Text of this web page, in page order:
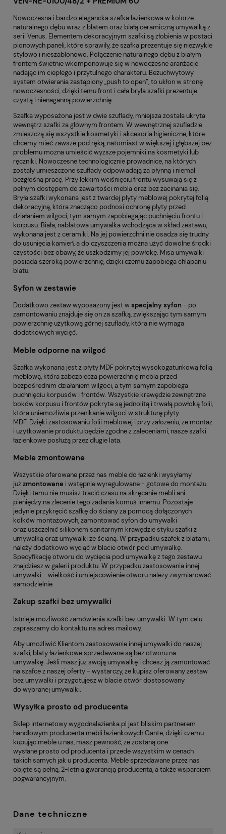
Nowoczesna i bardzo elegancka szafka łazienkowa w kolorze
naturalnego dębu wraz z blatem oraz białą ceramiczną umywalką z
serii Venus. Elementem dekoracyjnym szafki są żłobienia w postaci
pionowych paneli, które sprawiły, że szafka prezentuje się niezwykle
stylowo i nieszablonowo. Połączenie naturalnego dębu z białym
frontem świetnie wkomponowuje się w nowoczesne aranżacje
nadając im ciepłego i przytulnego charakteru. Bezuchwytowy
system otwierania zastąpiony „push to open”, to ukłon w stronę
nowoczesności, dzięki temu front i cała bryła szafki prezentuje
czystą i nienaganną powierzchnię.
Szafka wyposażona jest w dwie szuflady, mniejsza została ukryta
wewnątrz szafki za głównym frontem. W wewnętrznej szufladzie
zmieszczą się wszystkie kosmetyki i akcesoria higieniczne, które
chcemy mieć zawsze pod ręką, natomiast w większej i głębszej bez
problemu można umieścić wyższe pojemniki na kosmetyki lub
ręczniki. Nowoczesne technologicznie prowadnice, na których
zostały umieszczone szuflady odpowiadają za płynną i niemal
bezgłośną pracę. Przy lekkim wciśnięciu frontu wysuwają się z
pełnym dostępem do zawartości mebla oraz bez zacinania się.
Bryła szafki wykonana jest z twardej płyty meblowej pokrytej folią
dekoracyjną, która znacząco podnosi ochronę płyty przed
działaniem wilgoci, tym samym zapobiegając puchnięciu frontu i
korpusu. Biała, nablatowa umywalka wchodząca w skład zestawu,
wykonana jest z ceramiki. Na jej powierzchni nie osadza się trudny
do usunięcia kamień, a do czyszczenia można użyć dowolne środki
czystości bez obawy, że uszkodzimy jej powłokę. Misa umywalki
posiada szeroką powierzchnię, dzięki czemu zapobiega chlapaniu
blatu.
Syfon w zestawie
Dodatkowo zestaw wyposażony jest wspecjalny syfon - po
zamontowaniu znajduje się on za szafką, zwiększając tym samym
powierzchnię użytkową górnej szuflady, która nie wymaga
dodatkowych wycięć.
Meble odporne na wilgoć
Szafka wykonana jest z płyty MDF pokrytej wysokogatunkową folią
meblową, która zabezpiecza powierzchnię mebla przed
bezpośrednim działaniem wilgoci, a tym samym zapobiega
puchnięciu korpusów i frontów. Wszystkie krawędzie zewnętrzne
boków korpusu i frontów pokryte są jednolitą i trwałą powłoką folii,
która uniemożliwia przenikanie wilgoci w strukturę płyty
MDF. Dzięki zastosowaniu folii meblowej i przy założeniu, że montaż
i użytkowanie produktu będzie zgodne z zaleceniami, nasze szafki
łazienkowe posłużą przez długie lata.
Meble zmontowane
Wszystkie oferowane przez nas meble do łazienki wysyłamy
jużzmontowane i wstępnie wyregulowane - gotowe do montażu.
Dzięki temu nie musisz tracić czasu na skręcanie mebli ani
pieniędzy na zlecenie tego zadania komuś innemu. Pozostaje
jedynie przykręcić szafkę do ściany za pomocą dołączonych
kołków montażowych, zamontować syfon do umywalki
oraz uszczelnić silikonem sanitarnym krawędzie styku szafki z
umywalką oraz umywalki ze ścianą. W przypadku szafek z blatami,
należy dodatkowo wyciąć w blacie otwór pod umywalkę.
Specyfikację otworu do wycięcia pod umywalkę z tego zestawu
znajdziesz w galerii produktu. W przypadku zastosowania innej
umywalki - wielkość i umiejscowienie otworu należy zwymiarować
samodzielnie.
Zakup szafki bez umywalki
Istnieje możliwość zamówienia szafki bez umywalki. W tym celu
zapraszamy do kontaktu na adres mailowy.
Aby umożliwić Klientom zastosowanie innej umywalki do naszej
szafki, blaty łazienkowe sprzedawane są bez otworu na
umywalkę. Jeśli masz już swoją umywalkę i chcesz ją zamontować
na szafce z naszej oferty - wystarczy, że kupisz oferowany zestaw
bez umywalki i przygotujesz w blacie otwór dostosowany
do wybranej umywalki.
Wysyłka prosto od producenta
Sklep internetowywygodnalazienka.pl jest bliskim partnerem
handlowym producenta mebli łazienkowych Gante, dzięki czemu
kupując meble u nas, masz pewność, że zostaną one
wysłane prosto od producenta i przede wszystkim w cenach
takich samych jak u producenta. Meble sprzedawane przez nas
objęte są pełną, 2-letnią gwarancją producenta, a także wsparciem
pogwarancyjnym.
Dane techniczne